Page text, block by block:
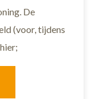
De
(voor, tijdens